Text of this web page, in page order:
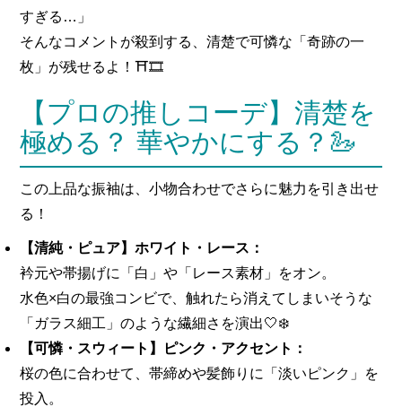
すぎる…」
そんなコメントが殺到する、清楚で可憐な「奇跡の一
枚」が残せるよ！⛩️🎞️
【プロの推しコーデ】清楚を
極める？ 華やかにする？🦢
この上品な振袖は、小物合わせでさらに魅力を引き出せ
る！
【清純・ピュア】ホワイト・レース：
衿元や帯揚げに「白」や「レース素材」をオン。
水色×白の最強コンビで、触れたら消えてしまいそうな
「ガラス細工」のような繊細さを演出🤍❄️
【可憐・スウィート】ピンク・アクセント：
桜の色に合わせて、帯締めや髪飾りに「淡いピンク」を
投入。